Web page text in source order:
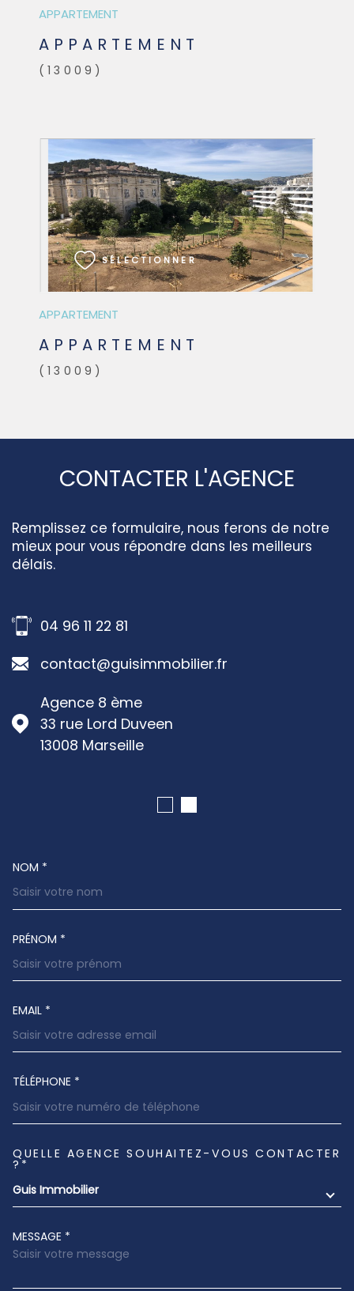
APPARTEMENT
APPARTEMENT
(13009)
APPARTEMENT
APPARTEMENT
(13009)
SÉLECTIONNER
VOIR LE BIEN
CONTACTER L'AGENCE
Remplissez ce formulaire, nous ferons de notre
mieux pour vous répondre dans les meilleurs
délais.
04 96 11 22 81
contact@guisimmobilier.fr
Agence 8 ème
33 rue Lord Duveen
13008
Marseille
TRAD_MELTEM_VOSCOORDONNEES
NOM *
PRÉNOM *
EMAIL *
TÉLÉPHONE *
TRAD_MELTEM_VOREDEMANDE
QUELLE AGENCE SOUHAITEZ-VOUS CONTACTER
?*
Guis Immobilier
MESSAGE *